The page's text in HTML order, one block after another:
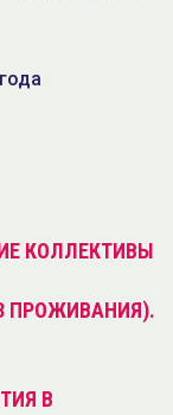
КОЛЛЕКТИВЫ
ПРОЖИВАНИЯ).
В